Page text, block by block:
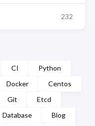
232
CI
Python
Docker
Centos
Git
Etcd
Database
Blog